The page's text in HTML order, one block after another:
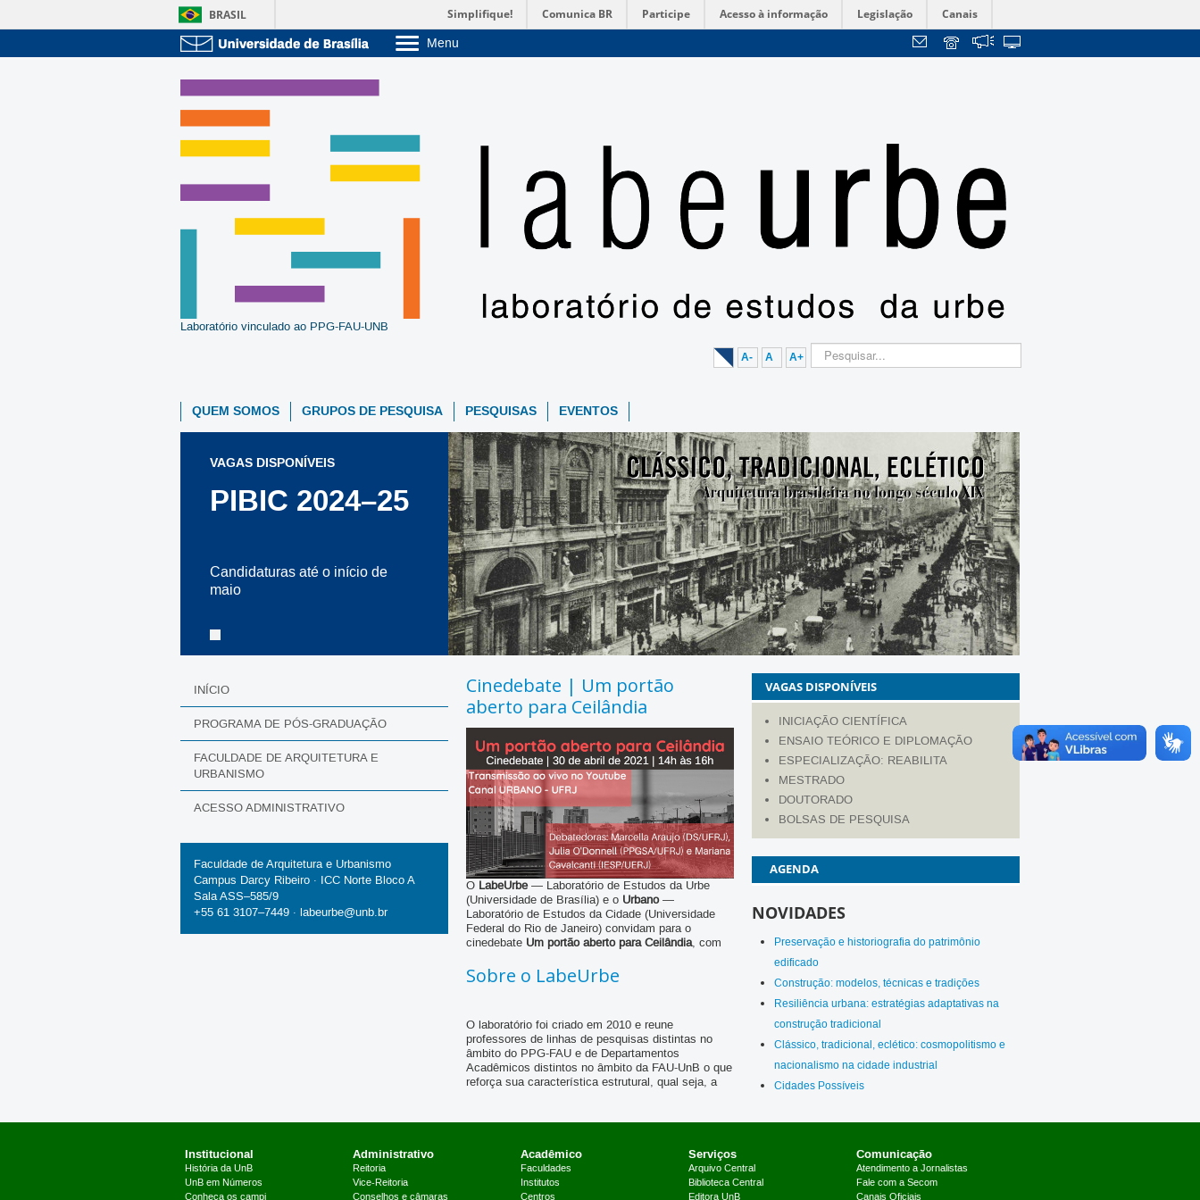
BRASIL Simplifique! Comunica BR Participe Acesso à informação Legislação Canais
Menu
Pós-Graduação
Administração
Servidor
Laboratório vinculado ao PPG-FAU-UNB
A- A A+
QUEM SOMOS GRUPOS DE PESQUISA PESQUISAS EVENTOS
VAGAS DISPONÍVEIS
PIBIC 2024–25
Candidaturas até o início de
maio
INÍCIO
PROGRAMA DE PÓS-GRADUAÇÃO
FACULDADE DE ARQUITETURA E
URBANISMO
ACESSO ADMINISTRATIVO
Faculdade de Arquitetura e Urbanismo
Campus Darcy Ribeiro · ICC Norte Bloco A
Sala ASS–585/9
+55 61 3107–7449 · labeurbe@unb.br
Cinedebate | Um portão
aberto para Ceilândia
O LabeUrbe— Laboratório de Estudos da Urbe
(Universidade de Brasília) e o Urbano—
Laboratório de Estudos da Cidade (Universidade
Federal do Rio de Janeiro) convidam para o
cinedebate Um portão aberto para Ceilândia, com
O’Donnell (PPGSA/UFRJ) e Mariana Cavalcanti
(IIESP/UERJ). O evento é produzido pela Corriola
YouTube , no dia 30 de abril de 2021, das 14h
às 16h. Não é necessário fazer inscrição prévia.
Sobre o LabeUrbe
O laboratório foi criado em 2010 e reune
professores de linhas de pesquisas distintas no
âmbito do PPG-FAU e de Departamentos
Acadêmicos distintos no âmbito da FAU-UnB o que
reforça sua característica estrutural, qual seja, a
permanentes para a produção de conhecimentos
VAGAS DISPONÍVEIS
INICIAÇÃO CIENTÍFICA
ENSAIO TEÓRICO E DIPLOMAÇÃO
ESPECIALIZAÇÃO: REABILITA
MESTRADO
DOUTORADO
BOLSAS DE PESQUISA
AGENDA
NOVIDADES
Preservação e historiografia do patrimônio
edificado
Construção: modelos, técnicas e tradições
Resiliência urbana: estratégias adaptativas na
construção tradicional
Clássico, tradicional, eclético: cosmopolitismo e
nacionalismo na cidade industrial
Cidades Possíveis
Institucional
História da UnB
UnB em Números
Conheça os campi
Administrativo
Reitoria
Vice-Reitoria
Conselhos e câmaras
Acadêmico
Faculdades
Institutos
Centros
Serviços
Arquivo Central
Biblioteca Central
Editora UnB
Comunicação
Atendimento a Jornalistas
Fale com a Secom
Canais Oficiais